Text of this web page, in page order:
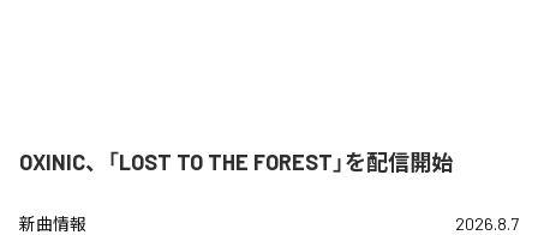
OXINIC、「LOST TO THE FOREST」を配信開始
新曲情報 2026.8.7